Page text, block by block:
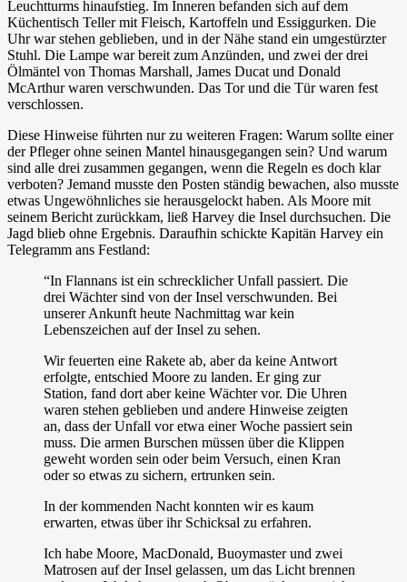
Leuchtturms hinaufstieg. Im Inneren befanden sich auf dem
Küchentisch Teller mit Fleisch, Kartoffeln und Essiggurken. Die
Uhr war stehen geblieben, und in der Nähe stand ein umgestürzter
Stuhl. Die Lampe war bereit zum Anzünden, und zwei der drei
Ölmäntel von Thomas Marshall, James Ducat und Donald
McArthur waren verschwunden. Das Tor und die Tür waren fest
verschlossen.
Diese Hinweise führten nur zu weiteren Fragen: Warum sollte einer
der Pfleger ohne seinen Mantel hinausgegangen sein? Und warum
sind alle drei zusammen gegangen, wenn die Regeln es doch klar
verboten? Jemand musste den Posten ständig bewachen, also musste
etwas Ungewöhnliches sie herausgelockt haben. Als Moore mit
seinem Bericht zurückkam, ließ Harvey die Insel durchsuchen. Die
Jagd blieb ohne Ergebnis. Daraufhin schickte Kapitän Harvey ein
Telegramm ans Festland:
“In Flannans ist ein schrecklicher Unfall passiert. Die
drei Wächter sind von der Insel verschwunden. Bei
unserer Ankunft heute Nachmittag war kein
Lebenszeichen auf der Insel zu sehen.
Wir feuerten eine Rakete ab, aber da keine Antwort
erfolgte, entschied Moore zu landen. Er ging zur
Station, fand dort aber keine Wächter vor. Die Uhren
waren stehen geblieben und andere Hinweise zeigten
an, dass der Unfall vor etwa einer Woche passiert sein
muss. Die armen Burschen müssen über die Klippen
geweht worden sein oder beim Versuch, einen Kran
oder so etwas zu sichern, ertrunken sein.
In der kommenden Nacht konnten wir es kaum
erwarten, etwas über ihr Schicksal zu erfahren.
Ich habe Moore, MacDonald, Buoymaster und zwei
Matrosen auf der Insel gelassen, um das Licht brennen